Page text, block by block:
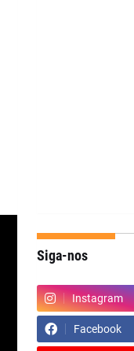
Siga-nos
Instagram
Facebook